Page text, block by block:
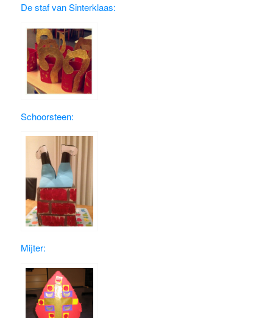
De staf van Sinterklaas:
Schoorsteen:
Mijter: